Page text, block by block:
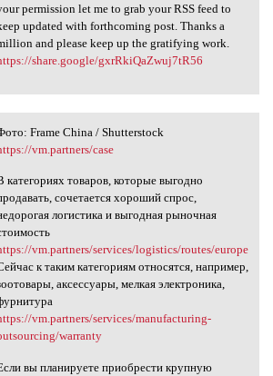
permission let me to grab your RSS feed to
updated with forthcoming post. Thanks a
and please keep up the gratifying work.
share.google/gxrRkiQaZwuj7tR56
Frame China /
Frame China / Shutterstock
vm.partners/case
категориях товаров, которые выгодно
сочетается хороший спрос,
логистика и выгодная рыночная
vm.partners/services/logistics/routes/europe
к таким категориям относятся, например,
аксессуары, мелкая электроника,
vm.partners/services/manufacturing-
warranty
вы планируете приобрести крупную